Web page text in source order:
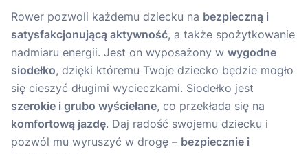
Rower pozwoli każdemu dziecku na bezpieczną i
satysfakcjonującą aktywność, a także spożytkowanie
nadmiaru energii. Jest on wyposażony w wygodne
siodełko, dzięki któremu Twoje dziecko będzie mogło
się cieszyć długimi wycieczkami. Siodełko jest
szerokie i grubo wyściełane, co przekłada się na
komfortową jazdę. Daj radość swojemu dziecku i
pozwól mu wyruszyć w drogę – bezpiecznie i